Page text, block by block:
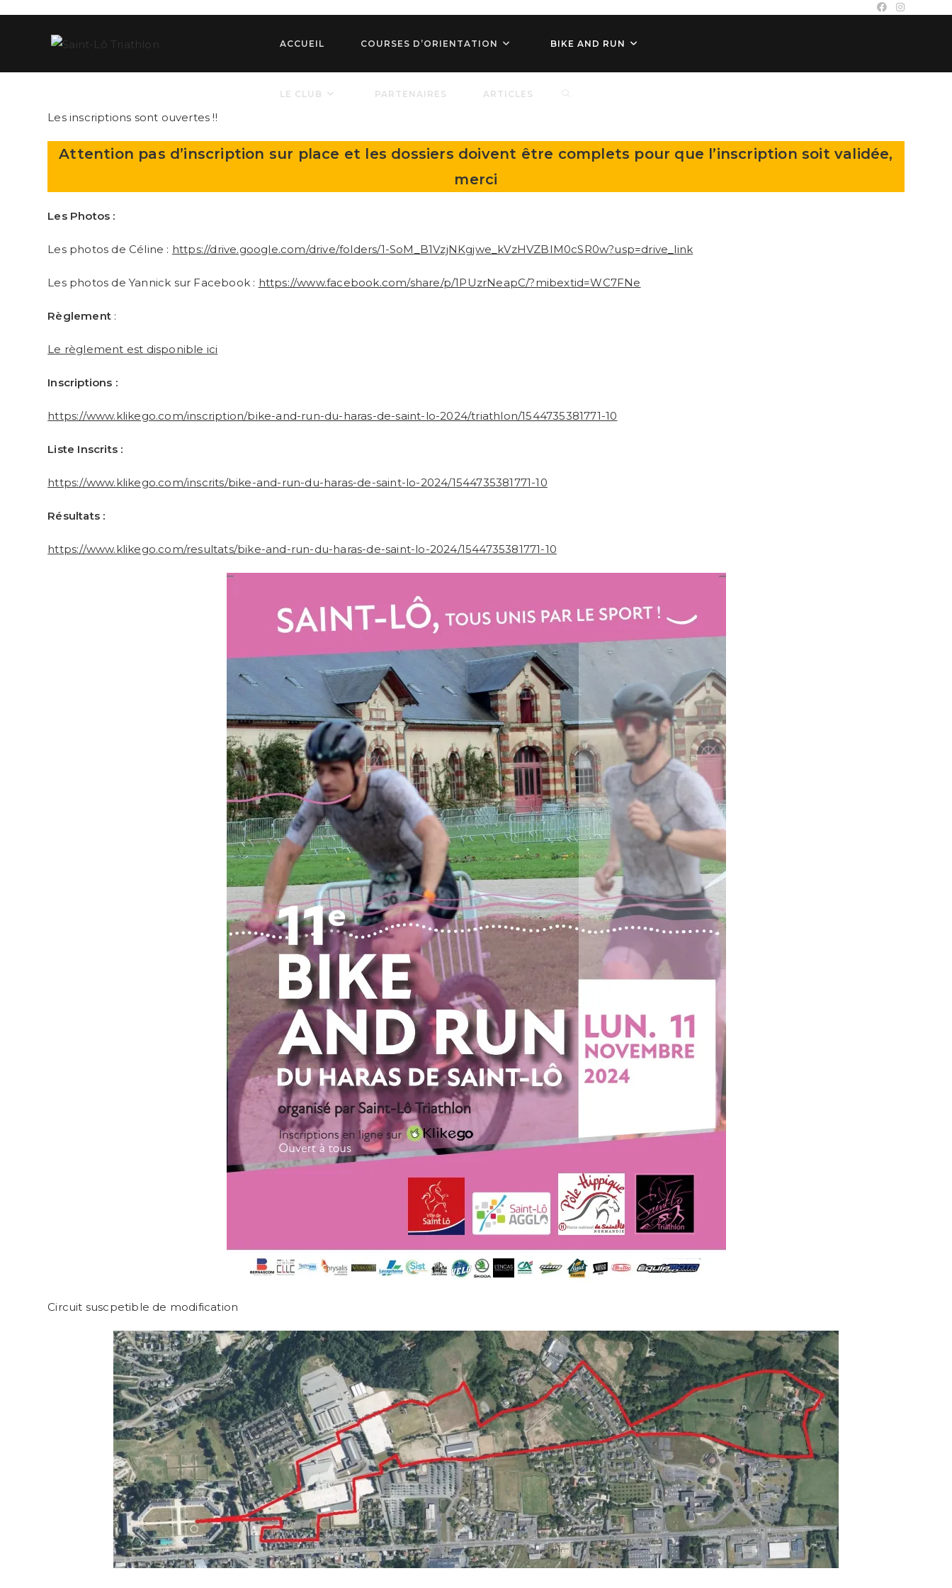
ACCUEIL COURSES D’ORIENTATION BIKE AND RUN
LE CLUB PARTENAIRES ARTICLES TOGGLE
WEBSITE
SEARCH
Les inscriptions sont ouvertes !!
Attention pas d’inscription sur place et les dossiers doivent être complets pour que l’inscription soit validée,
merci
Les Photos :
Les photos de Céline : https://drive.google.com/drive/folders/1-SoM_B1VzjNKgjwe_kVzHVZBIM0cSR0w?usp=drive_link
Les photos de Yannick sur Facebook : https://www.facebook.com/share/p/1PUzrNeapC/?mibextid=WC7FNe
Règlement :
Le règlement est disponible ici
Inscriptions :
https://www.klikego.com/inscription/bike-and-run-du-haras-de-saint-lo-2024/triathlon/1544735381771-10
Liste Inscrits :
https://www.klikego.com/inscrits/bike-and-run-du-haras-de-saint-lo-2024/1544735381771-10
Résultats :
https://www.klikego.com/resultats/bike-and-run-du-haras-de-saint-lo-2024/1544735381771-10
Circuit suscpetible de modification